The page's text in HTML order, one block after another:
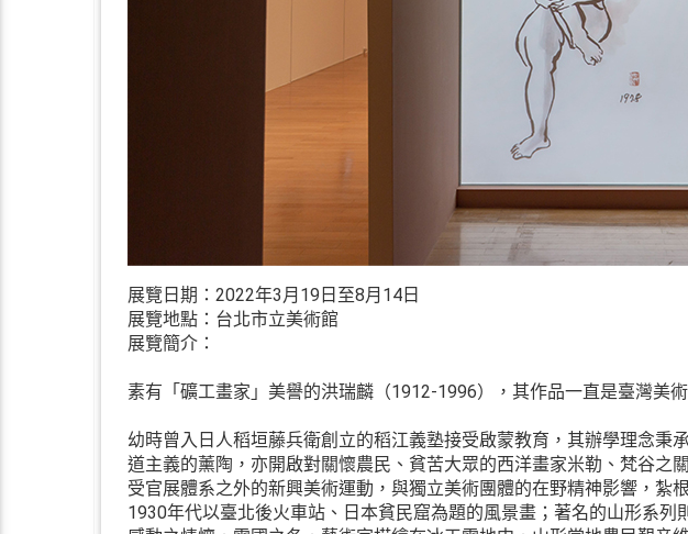
展覽日期：2022年3月19日至8月14日
展覽地點：台北市立美術館
展覽簡介：
素有「礦工畫家」美譽的洪瑞麟（1912-1996），其作品一直是臺灣美
幼時曾入日人稻垣藤兵衛創立的稻江義塾接受啟蒙教育，其辦學理念秉
道主義的薰陶，亦開啟對關懷農民、貧苦大眾的西洋畫家米勒、梵谷之
受官展體系之外的新興美術運動，與獨立美術團體的在野精神影響，紮
1930年代以臺北後火車站、日本貧民窟為題的風景畫；著名的山形系列